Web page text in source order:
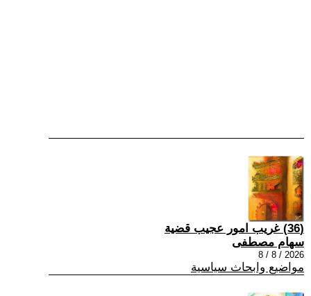
(36) غريب امور عجيب قضية
سهام مصطفى
2026 / 8 / 8
مواضيع وابحاث سياسية